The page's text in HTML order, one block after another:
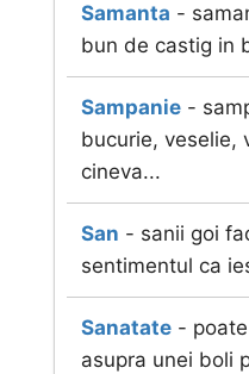
Samanta -
bun de castig in
Sampanie -
bucurie, veselie,
cineva...
San - sanii goi
sentimentul ca
Sanatate -
asupra unei boli